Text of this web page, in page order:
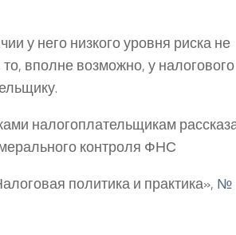
у него низкого уровня риска не
вполне возможно, у налогового
налогоплательщикам
контроля ФНС
политика и практика», №